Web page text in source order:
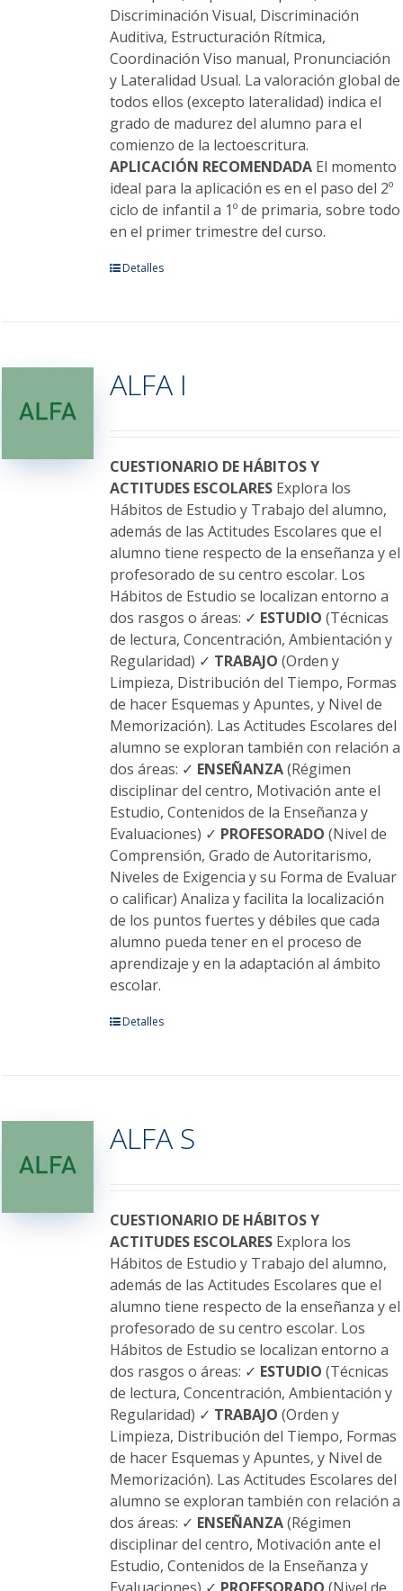
Discriminación Visual, Discriminación
Auditiva, Estructuración Rítmica,
Coordinación Viso manual, Pronunciación
y Lateralidad Usual. La valoración global de
todos ellos (excepto lateralidad) indica el
grado de madurez del alumno para el
comienzo de la lectoescritura.
APLICACIÓN RECOMENDADAEl momento
ideal para la aplicación es en el paso del 2º
ciclo de infantil a 1º de primaria, sobre todo
en el primer trimestre del curso.
Este
Las
opciones
elegir
en
la
página
de
producto
Detalles
ALFA I
CUESTIONARIO DE HÁBITOS Y
ACTITUDES ESCOLARESExplora los
Hábitos de Estudio y Trabajo del alumno,
además de las Actitudes Escolares que el
alumno tiene respecto de la enseñanza y el
profesorado de su centro escolar. Los
Hábitos de Estudio se localizan entorno a
dos rasgos o áreas: ✓ ESTUDIO (Técnicas
de lectura, Concentración, Ambientación y
Regularidad) ✓ TRABAJO (Orden y
Limpieza, Distribución del Tiempo, Formas
de hacer Esquemas y Apuntes, y Nivel de
Memorización). Las Actitudes Escolares del
alumno se exploran también con relación a
dos áreas: ✓ ENSEÑANZA(Régimen
disciplinar del centro, Motivación ante el
Estudio, Contenidos de la Enseñanza y
Evaluaciones) ✓ PROFESORADO (Nivel de
Comprensión, Grado de Autoritarismo,
Niveles de Exigencia y su Forma de Evaluar
o calificar) Analiza y facilita la localización
de los puntos fuertes y débiles que cada
alumno pueda tener en el proceso de
aprendizaje y en la adaptación al ámbito
escolar.
Este
Las
opciones
elegir
en
la
página
de
producto
Detalles
ALFA S
CUESTIONARIO DE HÁBITOS Y
ACTITUDES ESCOLARESExplora los
Hábitos de Estudio y Trabajo del alumno,
además de las Actitudes Escolares que el
alumno tiene respecto de la enseñanza y el
profesorado de su centro escolar. Los
Hábitos de Estudio se localizan entorno a
dos rasgos o áreas: ✓ ESTUDIO (Técnicas
de lectura, Concentración, Ambientación y
Regularidad) ✓ TRABAJO (Orden y
Limpieza, Distribución del Tiempo, Formas
de hacer Esquemas y Apuntes, y Nivel de
Memorización). Las Actitudes Escolares del
alumno se exploran también con relación a
dos áreas: ✓ ENSEÑANZA(Régimen
disciplinar del centro, Motivación ante el
Estudio, Contenidos de la Enseñanza y